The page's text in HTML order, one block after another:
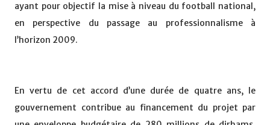
ayant pour objectif la mise à niveau du football national,
en perspective du passage au professionnalisme à
l’horizon 2009.
En vertu de cet accord d’une durée de quatre ans, le
gouvernement contribue au financement du projet par